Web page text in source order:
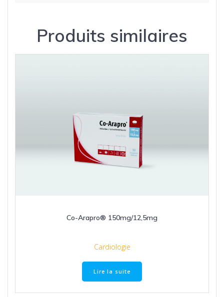
Produits similaires
Co-Arapro® 150mg/12,5mg
Cardiologie
Lire la suite